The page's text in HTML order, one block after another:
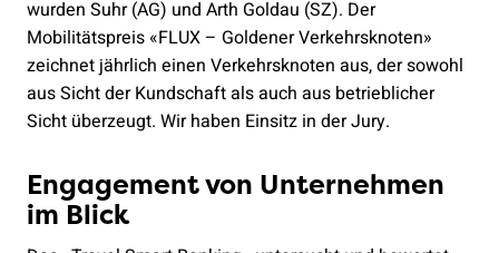
wurden Suhr (AG) und Arth Goldau (SZ). Der
Mobilitätspreis «FLUX – Goldener Verkehrsknoten»
zeichnet jährlich einen Verkehrsknoten aus, der sowohl
aus Sicht der Kundschaft als auch aus betrieblicher
Sicht überzeugt. Wir haben Einsitz in der Jury.
Engagement von Unternehmen
im Blick